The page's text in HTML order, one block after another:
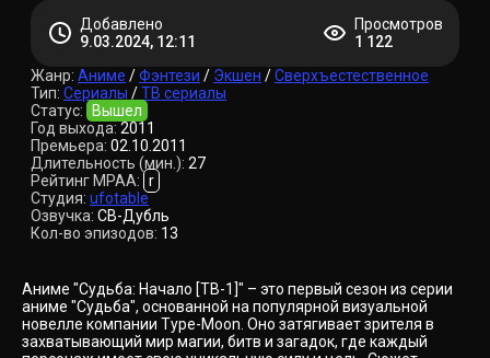
Добавлено
9.03.2024, 12:11
Просмотров
1 122
Жанр: Аниме /Фэнтези / Экшен /Сверхъестественное
Тип: Сериалы /ТВ сериалы
Статус:
Вышел
Год выхода: 2011
Премьера: 02.10.2011
Длительность (мин.): 27
Рейтинг MPAA: r
Студия: ufotable
Озвучка: СВ-Дубль
Кол-во эпизодов: 13
Аниме "Судьба: Начало [ТВ-1]" – это первый сезон из серии
аниме "Судьба", основанной на популярной визуальной
новелле компании Type-Moon. Оно затягивает зрителя в
захватывающий мир магии, битв и загадок, где каждый